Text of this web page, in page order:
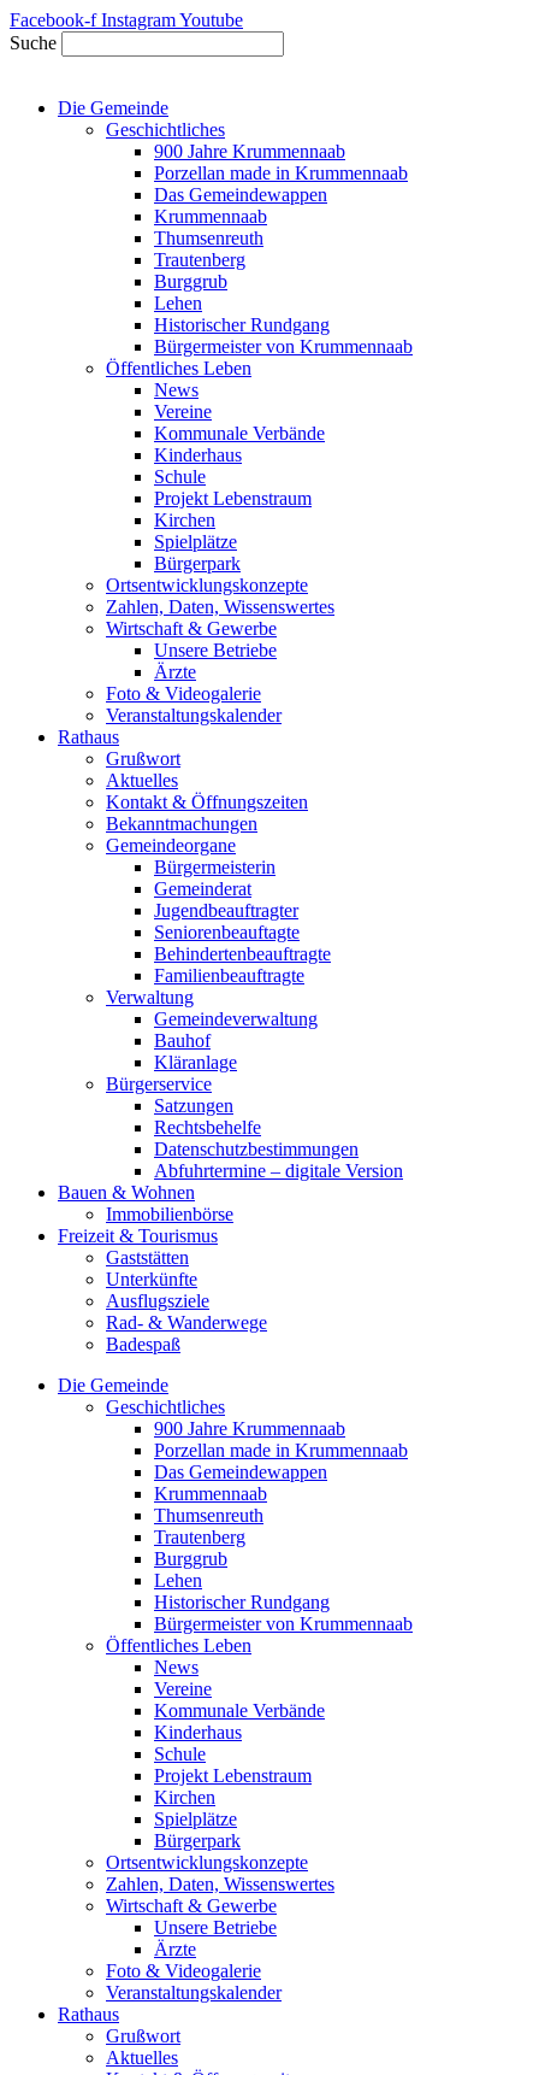
Zum
Inhalt
springen
Facebook-f InstagramYoutube
Suche
Die Gemeinde
Geschichtliches
900 Jahre Krummennaab
Porzellan made in Krummennaab
Das Gemeindewappen
Krummennaab
Thumsenreuth
Trautenberg
Burggrub
Lehen
Historischer Rundgang
Bürgermeister von Krummennaab
Öffentliches Leben
News
Vereine
Kommunale Verbände
Kinderhaus
Schule
Projekt Lebenstraum
Kirchen
Spielplätze
Bürgerpark
Ortsentwicklungskonzepte
Zahlen, Daten, Wissenswertes
Wirtschaft & Gewerbe
Unsere Betriebe
Ärzte
Foto & Videogalerie
Veranstaltungskalender
Rathaus
Grußwort
Aktuelles
Kontakt & Öffnungszeiten
Bekanntmachungen
Gemeindeorgane
Bürgermeisterin
Gemeinderat
Jugendbeauftragter
Seniorenbeauftagte
Behindertenbeauftragte
Familienbeauftragte
Verwaltung
Gemeindeverwaltung
Bauhof
Kläranlage
Bürgerservice
Satzungen
Rechtsbehelfe
Datenschutzbestimmungen
Abfuhrtermine – digitale Version
Bauen & Wohnen
Immobilienbörse
Freizeit & Tourismus
Gaststätten
Unterkünfte
Ausflugsziele
Rad- & Wanderwege
Badespaß
Die Gemeinde
Geschichtliches
900 Jahre Krummennaab
Porzellan made in Krummennaab
Das Gemeindewappen
Krummennaab
Thumsenreuth
Trautenberg
Burggrub
Lehen
Historischer Rundgang
Bürgermeister von Krummennaab
Öffentliches Leben
News
Vereine
Kommunale Verbände
Kinderhaus
Schule
Projekt Lebenstraum
Kirchen
Spielplätze
Bürgerpark
Ortsentwicklungskonzepte
Zahlen, Daten, Wissenswertes
Wirtschaft & Gewerbe
Unsere Betriebe
Ärzte
Foto & Videogalerie
Veranstaltungskalender
Rathaus
Grußwort
Aktuelles